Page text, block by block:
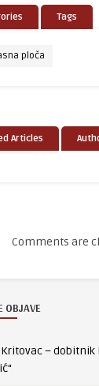
Tags
ploča
Articles
Comments are
OBJAVE
– dobitnik